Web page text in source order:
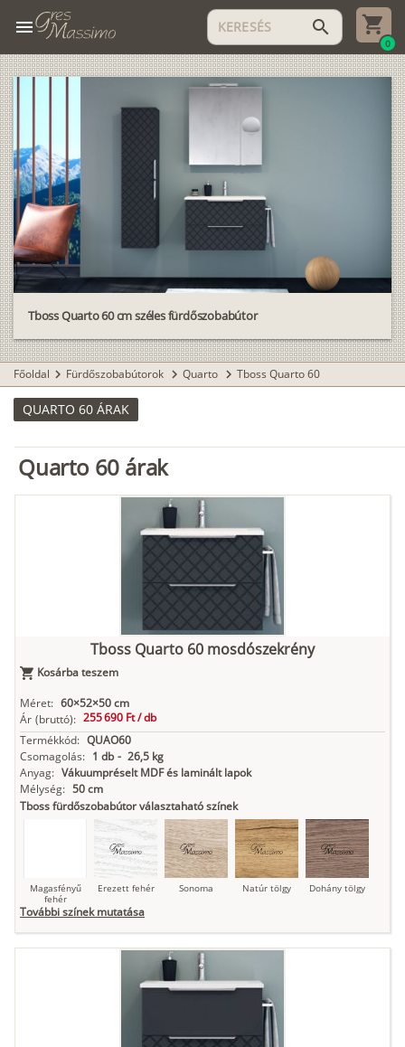
menu search
0
Tboss Quarto 60 cm széles fürdőszobabútor
Főoldal chevron_right Fürdőszobabútorok chevron_right Quarto chevron_right Tboss Quarto 60
QUARTO 60 ÁRAK
Quarto 60 árak
Tboss Quarto 60 mosdószekrény
Kosárba teszem
Méret: 60×52×50 cm
Ár (bruttó): 255 690 Ft /db
Termékkód: QUAO60
Csomagolás: 1 db - 26,5 kg
Anyag: Vákuumpréselt MDF és laminált lapok
Mélység: 50 cm
Tboss fürdőszobabútor választaható színek
Magasfényű
fehér
Erezett fehér Sonoma Natúr tölgy Dohány tölgy
Loft beton
fehér
További színek mutatása